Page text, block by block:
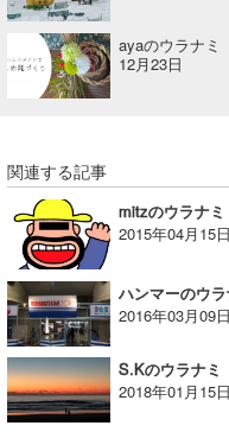
ayaのウラナミ
12月23日
関連する記事
mitzのウラナミ
2015年04月15日
2016年03月09日
2018年01月15日